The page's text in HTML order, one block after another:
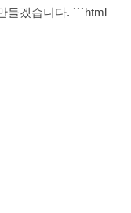
들겠습니다. ```html